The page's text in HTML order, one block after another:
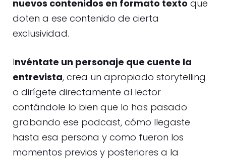
nuevos contenidos en formato texto que
doten a ese contenido de cierta
exclusividad.
Invéntate un personaje que cuente la
entrevista, crea un apropiado storytelling
o dirígete directamente al lector
contándole lo bien que lo has pasado
grabando ese podcast, cómo llegaste
hasta esa persona y como fueron los
momentos previos y posteriores a la